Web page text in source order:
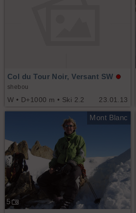
23.01.13
Col du Tour Noir, Versant SW
shebou
W • D+1000 m • Ski 2.2
Mont Blanc
5